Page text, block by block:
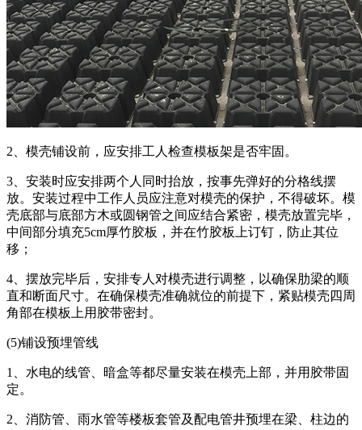
2、模壳铺设前，应安排工人检查模板架是否牢固。
3、安装时应安排两个人同时抬放，按事先弹好的分格线摆
放。安装过程中工作人员应注意对模壳的保护，不得破坏。模
壳底部与底部方木或圆钢管之间应结合紧密，模壳放置完毕，
中间部分填充5cm厚竹胶板，并在竹胶板上订钉，防止其位
移；
4、摆放完毕后，安排专人对模壳进行调整，以确保肋梁的顺
直和断面尺寸。在确保模壳准确就位的前提下，紧贴模壳四周
角部在模板上用胶带密封。
(5)铺设预埋管线
1、水电的线管、暗盒等都尽量安装在模壳上部，并用胶带固
定。
2、消防管、雨水管等楼板套管及配电管井预埋在梁、柱边的